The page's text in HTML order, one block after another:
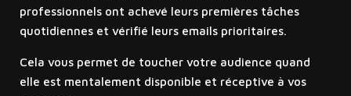
professionnels ont achevé leurs premières tâches
quotidiennes et vérifié leurs emails prioritaires.
Cela vous permet de toucher votre audience quand
elle est mentalement disponible et réceptive à vos